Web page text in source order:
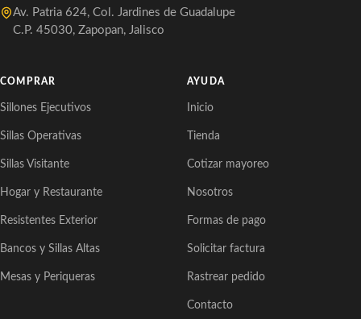
Av. Patria 624, Col. Jardines de Guadalupe
C.P. 45030, Zapopan, Jalisco
COMPRAR
Sillones Ejecutivos
Sillas Operativas
Sillas Visitante
Hogar y Restaurante
Resistentes Exterior
Bancos y Sillas Altas
Mesas y Periqueras
AYUDA
Inicio
Tienda
Cotizar mayoreo
Nosotros
Formas de pago
Solicitar factura
Rastrear pedido
Contacto